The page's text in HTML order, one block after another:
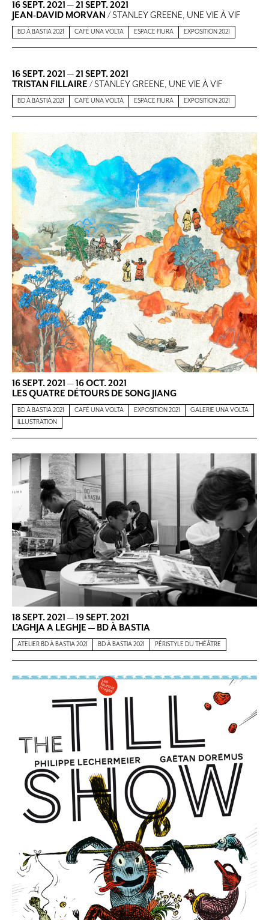
16 SEPT. 2021 —21 SEPT. 2021
JEAN-DAVID MORVAN / STANLEY GREENE, UNE VIE À VIF
BD À BASTIA 2021 CAFÉ UNA VOLTA ESPACE FIURA EXPOSITION 2021
16 SEPT. 2021 —21 SEPT. 2021
TRISTAN FILLAIRE / STANLEY GREENE, UNE VIE À VIF
BD À BASTIA 2021 CAFÉ UNA VOLTA ESPACE FIURA EXPOSITION 2021
16 SEPT. 2021 —16 OCT. 2021
LES QUATRE DÉTOURS DE SONG JIANG
BD À BASTIA 2021 CAFÉ UNA VOLTA EXPOSITION 2021
GALERIE UNA VOLTA
ILLUSTRATION
18 SEPT. 2021 —19 SEPT. 2021
L’AGHJA A LEGHJE — BD À BASTIA
ATELIER BD À BASTIA 2021 BD À BASTIA 2021 PÉRISTYLE DU THÉÂTRE